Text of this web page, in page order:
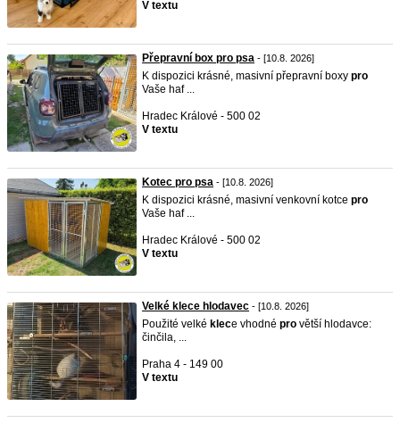
V textu
Přepravní box pro psa - [10.8. 2026]
K dispozici krásné, masivní přepravní boxy pro
Vaše haf ...
Hradec Králové - 500 02
V textu
Kotec pro psa - [10.8. 2026]
K dispozici krásné, masivní venkovní kotce pro
Vaše haf ...
Hradec Králové - 500 02
V textu
Velké klece hlodavec - [10.8. 2026]
Použité velké klece vhodné pro větší hlodavce:
činčila, ...
Praha 4 - 149 00
V textu